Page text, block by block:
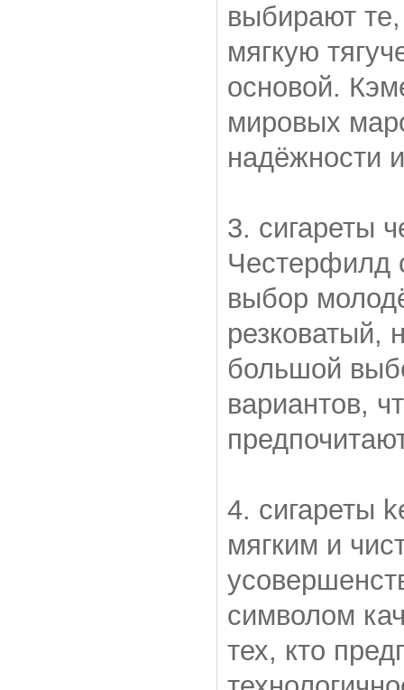
выбирают
мягкую
основой.
мировых
надёжности
3. сигареты
Честерфилд
выбор
резковатый,
большой
вариантов,
4. сигареты
мягким и
символом
тех, кто